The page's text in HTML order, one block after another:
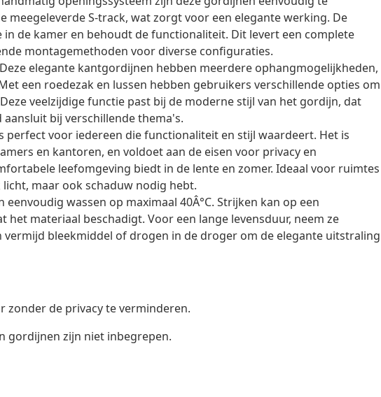
meegeleverde S-track, wat zorgt voor een elegante werking. De
de kamer en behoudt de functionaliteit. Dit levert een complete
montagemethoden voor diverse configuraties.
Deze elegante kantgordijnen hebben meerdere ophangmogelijkheden,
een roedezak en lussen hebben gebruikers verschillende opties om
veelzijdige functie past bij de moderne stijl van het gordijn, dat
bij verschillende thema's.
perfect voor iedereen die functionaliteit en stijl waardeert. Het is
en kantoren, en voldoet aan de eisen voor privacy en
leefomgeving biedt in de lente en zomer. Ideaal voor ruimtes
maar ook schaduw nodig hebt.
eenvoudig wassen op maximaal 40Â°C. Strijken kan op een
het materiaal beschadigt. Voor een lange levensduur, neem ze
vermijd bleekmiddel of drogen in de droger om de elegante uitstraling
de privacy te verminderen.
gordijnen zijn niet inbegrepen.